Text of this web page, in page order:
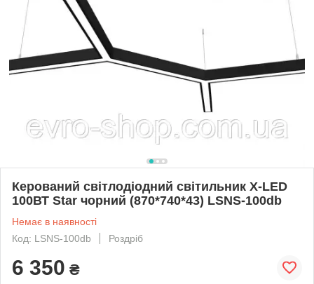
Керований світлодіодний світильник X-LED
100ВТ Star чорний (870*740*43) LSNS-100db
Немає в наявності
Код: LSNS-100db
Роздріб
6 350 ₴